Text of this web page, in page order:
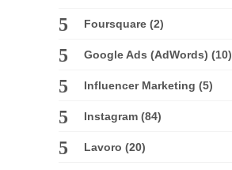
Foursquare (2)
Google Ads (AdWords) (10)
Influencer Marketing (5)
Instagram (84)
Lavoro (20)